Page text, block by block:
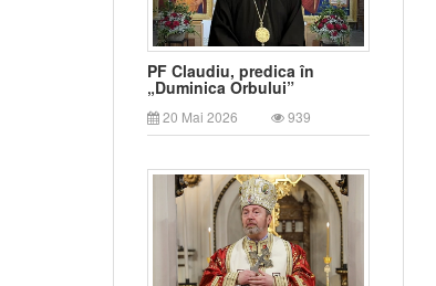
PF Claudiu, predica în
„Duminica Orbului”
20 Mai 2026 939